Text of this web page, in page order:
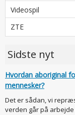
Videospil
ZTE
Sidste nyt
Hvordan aboriginal
mennesker?
Det er sådan, vi
verden går på arbejde